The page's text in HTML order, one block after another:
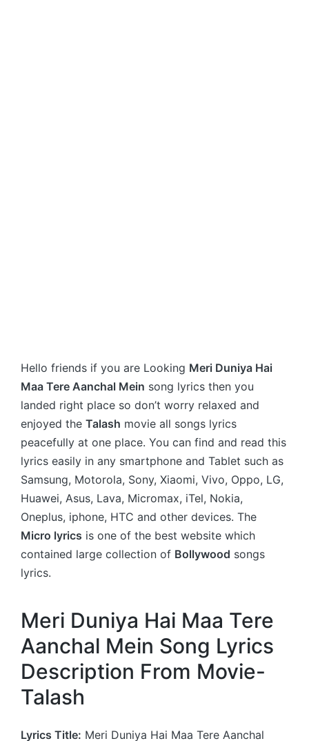
Hello friends if you are Looking Meri Duniya Hai
Maa Tere Aanchal Mein song lyrics then you
landed right place so don’t worry relaxed and
enjoyed the Talash movie all songs lyrics
peacefully at one place. You can find and read this
lyrics easily in any smartphone and Tablet such as
Samsung, Motorola, Sony, Xiaomi, Vivo, Oppo, LG,
Huawei, Asus, Lava, Micromax, iTel, Nokia,
Oneplus, iphone, HTC and other devices. The
Micro lyrics is one of the best website which
contained large collection of Bollywood songs
lyrics.
Meri Duniya Hai Maa Tere
Aanchal Mein Song Lyrics
Description From Movie-
Talash
Lyrics Title: Meri Duniya Hai Maa Tere Aanchal